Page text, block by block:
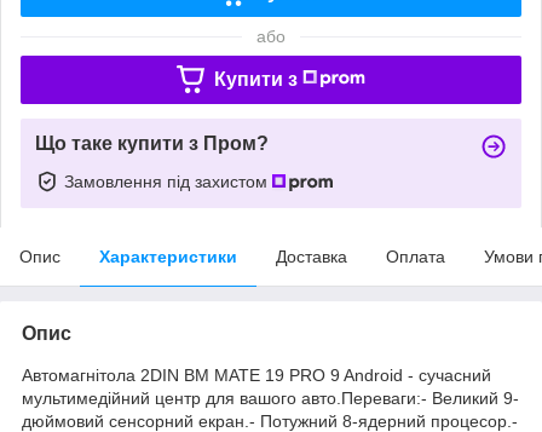
або
Купити з
Що таке купити з Пром?
Замовлення під захистом
Опис Характеристики Доставка Оплата Умови
Опис
Автомагнітола 2DIN BM MATE 19 PRO 9 Android - сучасний
мультимедійний центр для вашого авто.Переваги:- Великий 9-
дюймовий сенсорний екран.- Потужний 8-ядерний процесор.-